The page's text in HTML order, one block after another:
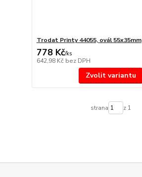
Trodat Printy 44055, ovál 55x35mm
778 Kč/ks
642,98 Kč bez DPH
Zvolit variantu
strana z 1